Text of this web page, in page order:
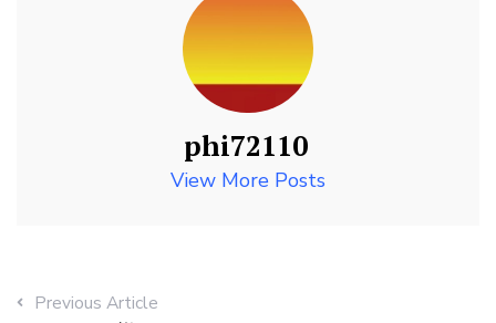
phi72110
View More Posts
Previous Article